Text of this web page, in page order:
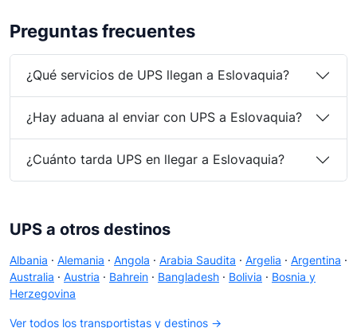
Preguntas frecuentes
¿Qué servicios de UPS llegan a Eslovaquia?
¿Hay aduana al enviar con UPS a Eslovaquia?
¿Cuánto tarda UPS en llegar a Eslovaquia?
UPS a otros destinos
Albania · Alemania · Angola · Arabia Saudita · Argelia · Argentina ·
Australia · Austria · Bahrein · Bangladesh · Bolivia · Bosnia y
Herzegovina
Ver todos los transportistas y destinos →